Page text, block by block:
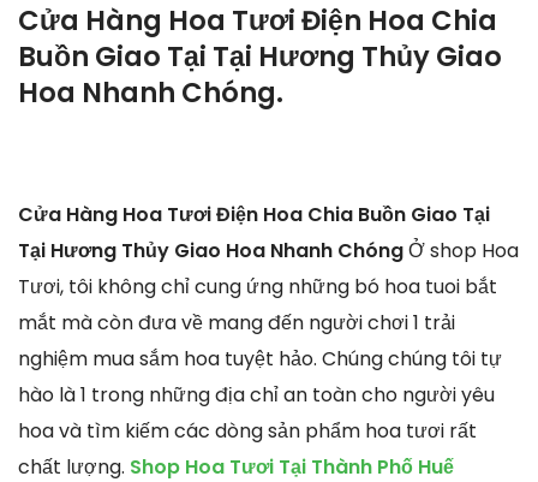
Cửa Hàng Hoa Tươi Điện Hoa Chia
Buồn Giao Tại Tại Hương Thủy Giao
Hoa Nhanh Chóng.
Cửa Hàng Hoa Tươi Điện Hoa Chia Buồn Giao Tại
Tại Hương Thủy Giao Hoa Nhanh ChóngỞ shop Hoa
Tươi, tôi không chỉ cung ứng những bó hoa tuoi bắt
mắt mà còn đưa về mang đến người chơi 1 trải
nghiệm mua sắm hoa tuyệt hảo. Chúng chúng tôi tự
hào là 1 trong những địa chỉ an toàn cho người yêu
hoa và tìm kiếm các dòng sản phẩm hoa tươi rất
chất lượng. Shop Hoa Tươi Tại Thành Phố Huế